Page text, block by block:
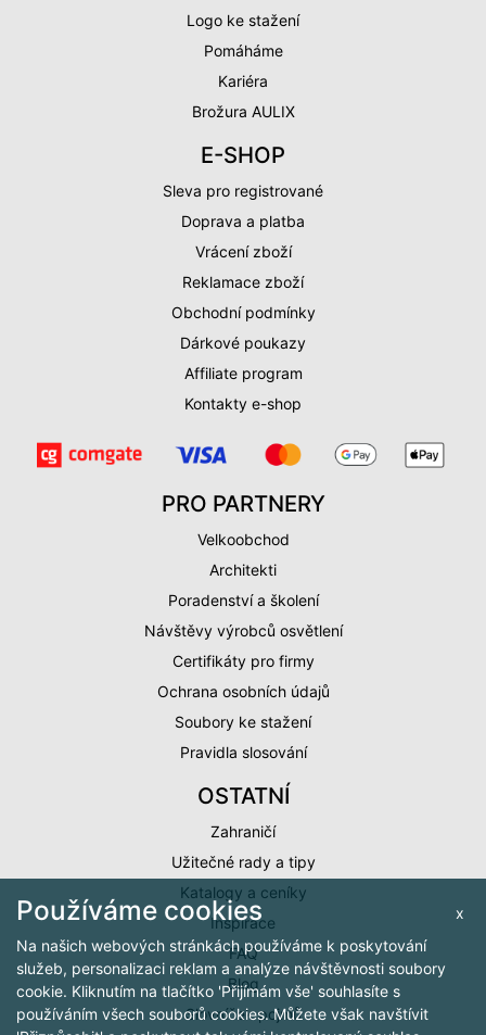
Logo ke stažení
Pomáháme
Kariéra
Brožura AULIX
E-SHOP
Sleva pro registrované
Doprava a platba
Vrácení zboží
Reklamace zboží
Obchodní podmínky
Dárkové poukazy
Affiliate program
Kontakty e-shop
PRO PARTNERY
Velkoobchod
Architekti
Poradenství a školení
Návštěvy výrobců osvětlení
Certifikáty pro firmy
Ochrana osobních údajů
Soubory ke stažení
Pravidla slosování
OSTATNÍ
Zahraničí
Užitečné rady a tipy
Katalogy a ceníky
Inspirace
FAQ
Blog
Slovníček pojmů
x
Používáme cookies
Na našich webových stránkách používáme k poskytování
služeb, personalizaci reklam a analýze návštěvnosti soubory
cookie. Kliknutím na tlačítko 'Přijímám vše' souhlasíte s
používáním všech souborů cookies. Můžete však navštívit